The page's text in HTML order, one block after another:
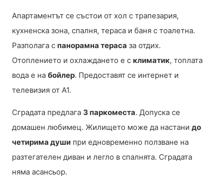
Апартаментът се състои от хол с трапезария,
кухненска зона, спалня, тераса и баня с тоалетна.
Разполага с панорамна тераса за отдих.
Отоплението и охлаждането е с климатик, топлата
вода е на бойлер. Предоставят се интернет и
телевизия от A1.
Сградата предлага 3 паркоместа. Допуска се
домашен любимец. Жилището може да настани до
четирима души при едновременно ползване на
разтегателен диван и легло в спалнята. Сградата
няма асансьор.